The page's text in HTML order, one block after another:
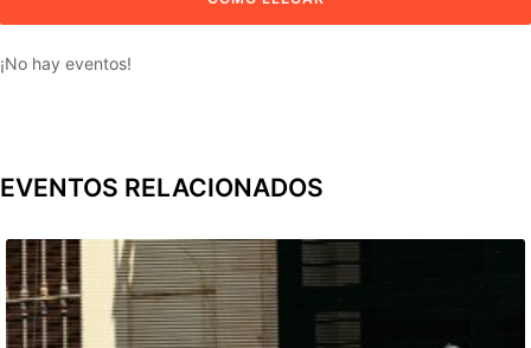
¡No hay eventos!
EVENTOS RELACIONADOS